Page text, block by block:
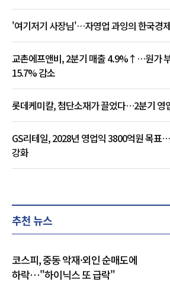
'여기저기 사장님'…자영업 과잉의 한국경제
교촌에프앤비, 2분기 매출 4.9%↑…원가
15.7% 감소
롯데케미칼, 첨단소재가 끌었다…2분기 영
GS리테일, 2028년 영업익 3800억원 목표
강화
추천 뉴스
코스피, 중동 악재·외인 순매도에
하락…"하이닉스 또 급락"